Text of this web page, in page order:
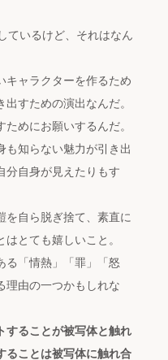
ているけど、それはなん
キャラクターを作るため
すための演出なんだ。
めにお願いするんだ。
も知らない魅力が引き出
分自身が見えたりもす
を自ら脱ぎ捨て、素直に
とても嬉しいこと。
る「情熱」「罪」「怒
理由の一つかもしれな
することが被写体と触れ
ることは被写体に触れ合